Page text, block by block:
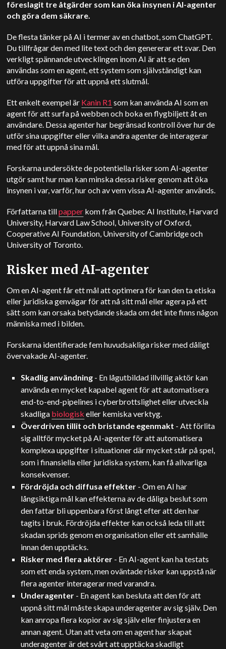
föreslagit tre åtgärder som kan öka insynen i AI-agenter
och göra dem säkrare.
De flesta tänker på AI i termer av en chatbot, som ChatGPT.
Du tillfrågar den med lite text och den genererar ett svar. Den
verkligt spännande utvecklingen inom AI är att se den
användas som en agent, ett system som självständigt kan
utföra uppgifter för att uppnå ett slutmål.
Ett enkelt exempel är Kanin R1 som kan använda AI som en
agent för att surfa på webben och boka en flygbiljett åt en
användare. Dessa agenter har begränsad kontroll över hur de
utför sina uppgifter eller vilka andra agenter de interagerar
med för att uppnå sina mål.
Forskarna undersökte de potentiella risker som AI-agenter
utgör samt hur man kan minska dessa risker genom att öka
insynen i var, varför, hur och av vem vissa AI-agenter används.
Författarna tillpapper kom från Quebec AI Institute, Harvard
University, Harvard Law School, University of Oxford,
Cooperative AI Foundation, University of Cambridge och
University of Toronto.
Risker med AI-agenter
Om en AI-agent får ett mål att optimera för kan den ta etiska
eller juridiska genvägar för att nå sitt mål eller agera på ett
sätt som kan orsaka betydande skada om det inte finns någon
människa med i bilden.
Forskarna identifierade fem huvudsakliga risker med dåligt
övervakade AI-agenter.
Skadlig användning - En lågutbildad illvillig aktör kan
använda en mycket kapabel agent för att automatisera
end-to-end-pipelines i cyberbrottslighet eller utveckla
skadliga biologisk eller kemiska verktyg.
Överdriven tillit och bristande egenmakt - Att förlita
sig alltför mycket på AI-agenter för att automatisera
komplexa uppgifter i situationer där mycket står på spel,
som i finansiella eller juridiska system, kan få allvarliga
konsekvenser.
Fördröjda och diffusa effekter - Om en AI har
långsiktiga mål kan effekterna av de dåliga beslut som
den fattar bli uppenbara först långt efter att den har
tagits i bruk. Fördröjda effekter kan också leda till att
skadan sprids genom en organisation eller ett samhälle
innan den upptäcks.
Risker med flera aktörer - En AI-agent kan ha testats
som ett enda system, men oväntade risker kan uppstå när
flera agenter interagerar med varandra.
Underagenter - En agent kan besluta att den för att
uppnå sitt mål måste skapa underagenter av sig själv. Den
kan anropa flera kopior av sig själv eller finjustera en
annan agent. Utan att veta om en agent har skapat
underagenter är det svårt att upptäcka skadligt